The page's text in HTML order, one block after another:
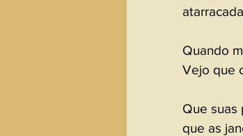
Quando
Vejo que
Que suas
que as